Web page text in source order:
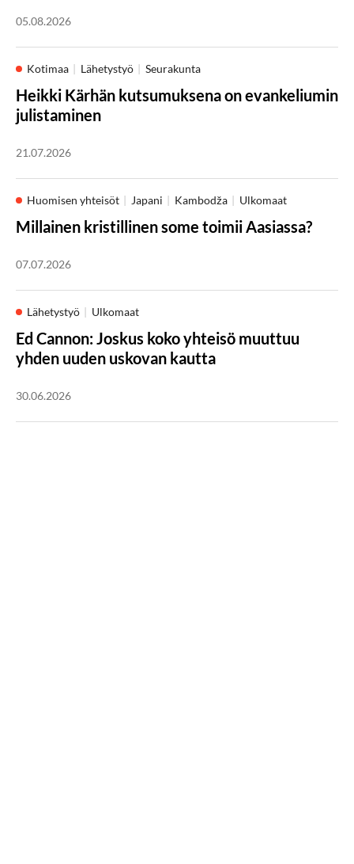
05.08.2026
Kotimaa Lähetystyö Seurakunta
Heikki Kärhän kutsumuksena on evankeliumin
julistaminen
21.07.2026
Huomisen yhteisöt Japani Kambodža Ulkomaat
Millainen kristillinen some toimii Aasiassa?
07.07.2026
Lähetystyö Ulkomaat
Ed Cannon: Joskus koko yhteisö muuttuu
yhden uuden uskovan kautta
30.06.2026